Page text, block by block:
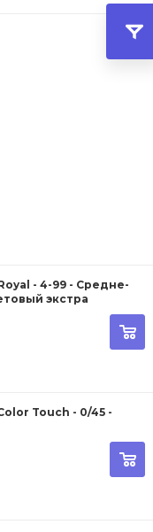
- 4-99 - Средне-
экстра
- 0/45 -